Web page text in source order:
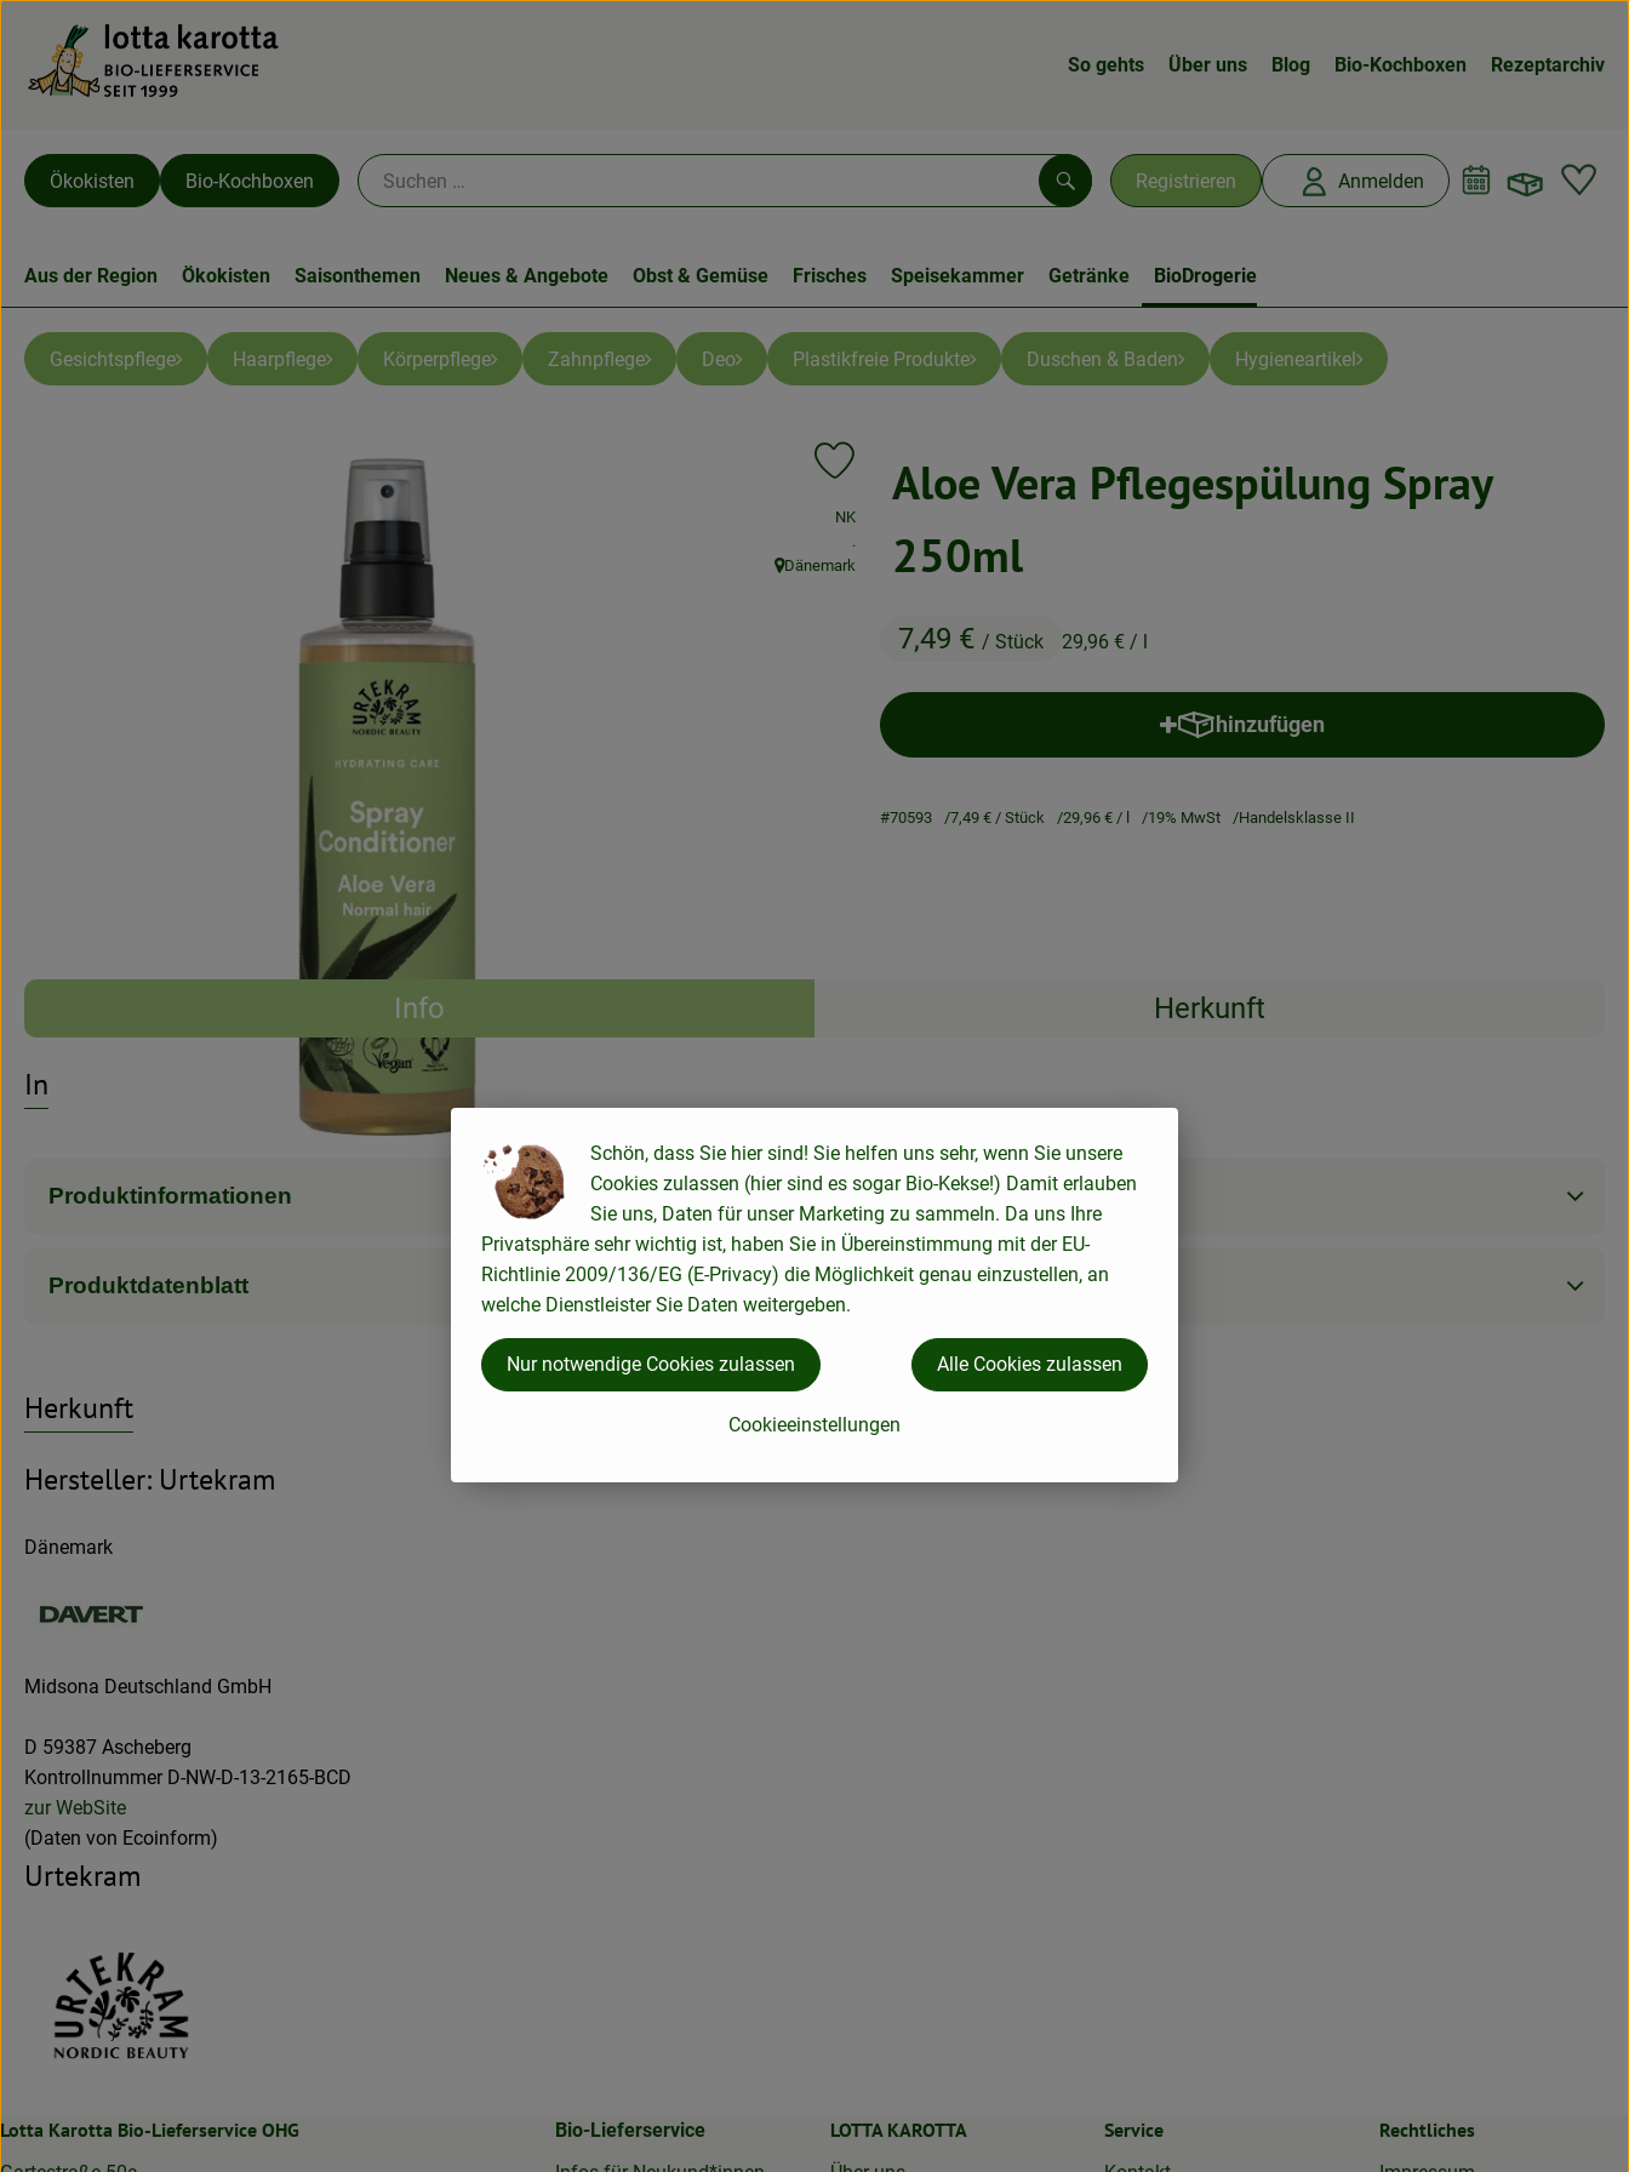
So gehts Über uns Blog Bio-Kochboxen Rezeptarchiv
Registrieren Anmelden
Suchen
Ökokisten Bio-Kochboxen
Aus der Region Ökokisten Saisonthemen Neues & Angebote Obst & Gemüse Frisches Speisekammer Getränke BioDrogerie
Gesichtspflege Haarpflege Körperpflege Zahnpflege Deo Plastikfreie Produkte Duschen & Baden Hygieneartikel
Aloe Vera Pflegespülung Spray
250ml
7,49 € / Stück 29,96 € / l
Produkt zu Favouriten hinzufügen
, Verband:
NK
, Kontrollstelle:
.
, Herkunft:
Dänemark
hinzufügen
Produkt zum Warenkorb hinzufügen
#70593 7,49 € / Stück 29,96 € / l 19% MwSt Handelsklasse II
Rezepte
Info Herkunft
Entdecke passende RezepteEs wurden keine passenden Rezepte gefunden.
Info
Produktinformationen
Produktdatenblatt
Herkunft
Hersteller: Urtekram
Dänemark
Midsona Deutschland GmbH
D 59387 Ascheberg
Kontrollnummer D-NW-D-13-2165-BCD
zur WebSite
(Daten von Ecoinform)
Urtekram
Lotta Karotta Bio-Lieferservice OHG
Bio-Lieferservice
LOTTA KAROTTA Service Rechtliches
Schön, dass Sie hier sind! Sie helfen uns sehr, wenn Sie unsere
Cookies zulassen (hier sind es sogar Bio-Kekse!) Damit erlauben
Sie uns, Daten für unser Marketing zu sammeln. Da uns Ihre
Privatsphäre sehr wichtig ist, haben Sie in Übereinstimmung mit der EU-
Richtlinie 2009/136/EG (E-Privacy) die Möglichkeit genau einzustellen, an
welche Dienstleister Sie Daten weitergeben.
Cookieeinstellungen
Nur notwendige Cookies zulassen Alle Cookies zulassen